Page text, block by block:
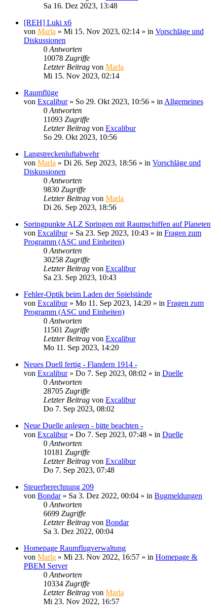
Sa 16. Dez 2023, 13:48
[REH] Luki x6
von Marla » Mi 15. Nov 2023, 02:14 » in Vorschläge und
Diskussionen
0 Antworten
10078 Zugriffe
Letzter Beitrag von Marla
Mi 15. Nov 2023, 02:14
Raumflüge
von Excalibur» So 29. Okt 2023, 10:56 » in Allgemeines
0 Antworten
11093 Zugriffe
Letzter Beitrag von Excalibur
So 29. Okt 2023, 10:56
Langstreckenluftabwehr
von Marla » Di 26. Sep 2023, 18:56 » in Vorschläge und
Diskussionen
0 Antworten
9830 Zugriffe
Letzter Beitrag von Marla
Di 26. Sep 2023, 18:56
Springpunkte ALZ Springen mit Raumschiffen auf Planeten
von Excalibur» Sa 23. Sep 2023, 10:43 » in Fragen zum
Programm (ASC und Einheiten)
0 Antworten
30258 Zugriffe
Letzter Beitrag von Excalibur
Sa 23. Sep 2023, 10:43
Fehler-Optik beim Laden der Spielstände
von Excalibur» Mo 11. Sep 2023, 14:20 » in Fragen zum
Programm (ASC und Einheiten)
0 Antworten
11501 Zugriffe
Letzter Beitrag von Excalibur
Mo 11. Sep 2023, 14:20
Neues Duell fertig - Flandern 1914 -
von Excalibur» Do 7. Sep 2023, 08:02 » in Duelle
0 Antworten
28705 Zugriffe
Letzter Beitrag von Excalibur
Do 7. Sep 2023, 08:02
Neue Duelle anlegen - bitte beachten -
von Excalibur» Do 7. Sep 2023, 07:48 » in Duelle
0 Antworten
10181 Zugriffe
Letzter Beitrag von Excalibur
Do 7. Sep 2023, 07:48
Steuerberechnung 209
von Bondar» Sa 3. Dez 2022, 00:04 » in Bugmeldungen
0 Antworten
6699 Zugriffe
Letzter Beitrag von Bondar
Sa 3. Dez 2022, 00:04
Homepage Raumflugverwaltung
von Marla » Mi 23. Nov 2022, 16:57 » in Homepage &
PBEM Server
0 Antworten
10334 Zugriffe
Letzter Beitrag von Marla
Mi 23. Nov 2022, 16:57